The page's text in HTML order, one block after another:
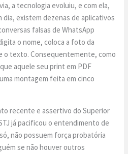
a tecnologia evoluiu, e com ela,
dia, existem dezenas de aplicativos
falsas de WhatsApp
o nome, coloca a foto da
o texto. Consequentemente, como
aquele seu print em PDF
montagem feita em cinco
recente e assertivo do Superior
já pacificou o entendimento de
não possuem força probatória
se não houver outros